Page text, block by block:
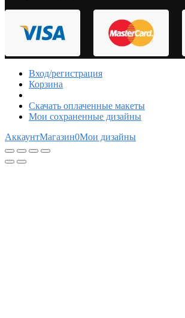
Вход/регистрация
Корзина
Скачать оплаченные макеты
Мои сохраненные дизайны
АккаунтМагазин0Мои дизайны